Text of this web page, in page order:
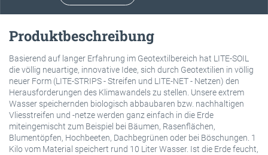
Produktbeschreibung
Basierend auf langer Erfahrung im Geotextilbereich hat LITE-SOIL
die völlig neuartige, innovative Idee, sich durch Geotextilien in völlig
neuer Form (LITE-STRIPS - Streifen und LITE-NET - Netzen) den
Herausforderungen des Klimawandels zu stellen. Unsere extrem
Wasser speichernden biologisch abbaubaren bzw. nachhaltigen
Vliesstreifen und -netze werden ganz einfach in die Erde
miteingemischt zum Beispiel bei Bäumen, Rasenflächen,
Blumentöpfen, Hochbeeten, Dachbegrünen oder bei Böschungen. 1
Kilo vom Material speichert rund 10 Liter Wasser. Ist die Erde feucht,